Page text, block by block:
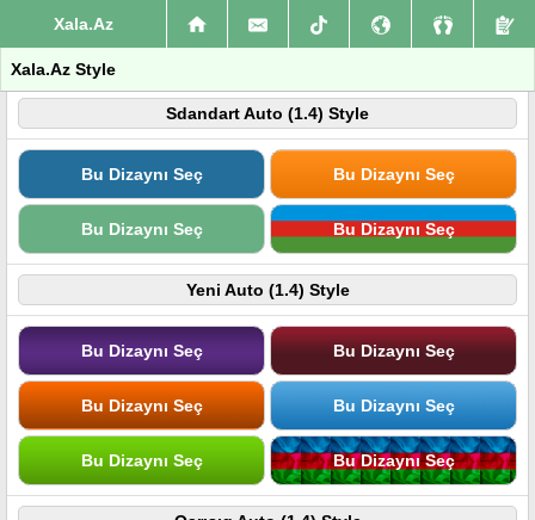
Xala.Az
Xala.Az Style
Sdandart Auto (1.4) Style
Bu Dizaynı Seç Bu Dizaynı Seç
Bu Dizaynı Seç Bu Dizaynı Seç
Yeni Auto (1.4) Style
Bu Dizaynı Seç Bu Dizaynı Seç
Bu Dizaynı Seç Bu Dizaynı Seç
Bu Dizaynı Seç Bu Dizaynı Seç